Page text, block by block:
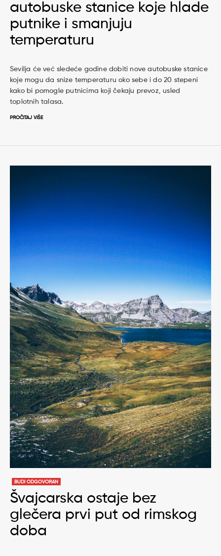
autobuske stanice koje hlade
putnike i smanjuju
temperaturu
Sevilja će već sledeće godine dobiti nove autobuske stanice
koje mogu da snize temperaturu oko sebe i do 20 stepeni
kako bi pomogle putnicima koji čekaju prevoz, usled
toplotnih talasa.
PROČITAJ VIŠE
BUDI ODGOVORAN
Švajcarska ostaje bez
glečera prvi put od rimskog
doba